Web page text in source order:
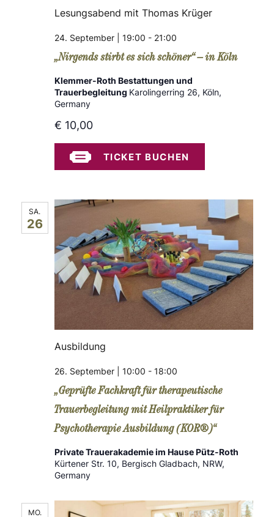
24. September | 19:00 - 21:00
„Nirgends stirbt es sich schöner“ – in Köln
Lesungsabend mit Thomas Krüger
Klemmer-Roth Bestattungen und
Trauerbegleitung Karolingerring 26, Köln,
Germany
€ 10,00
TICKET BUCHEN
SA.
26
26. September | 10:00 - 18:00
„Geprüfte Fachkraft für therapeutische
Trauerbegleitung mit Heilpraktiker für
Psychotherapie Ausbildung (KOR®)“
Ausbildung
Private Trauerakademie im Hause Pütz-Roth
Kürtener Str. 10, Bergisch Gladbach, NRW,
Germany
MO.